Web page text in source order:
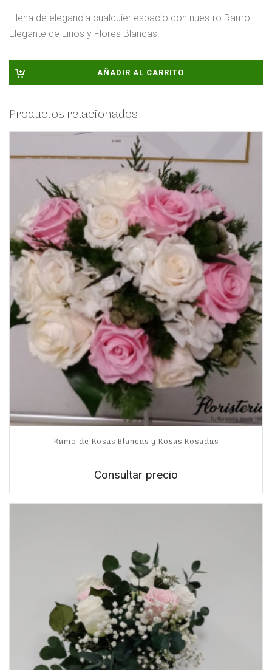
¡Llena de elegancia cualquier espacio con nuestro Ramo
Elegante de Lirios y Flores Blancas!
AÑADIR AL CARRITO
Productos relacionados
Ramo de Rosas Blancas y Rosas Rosadas
Consultar precio